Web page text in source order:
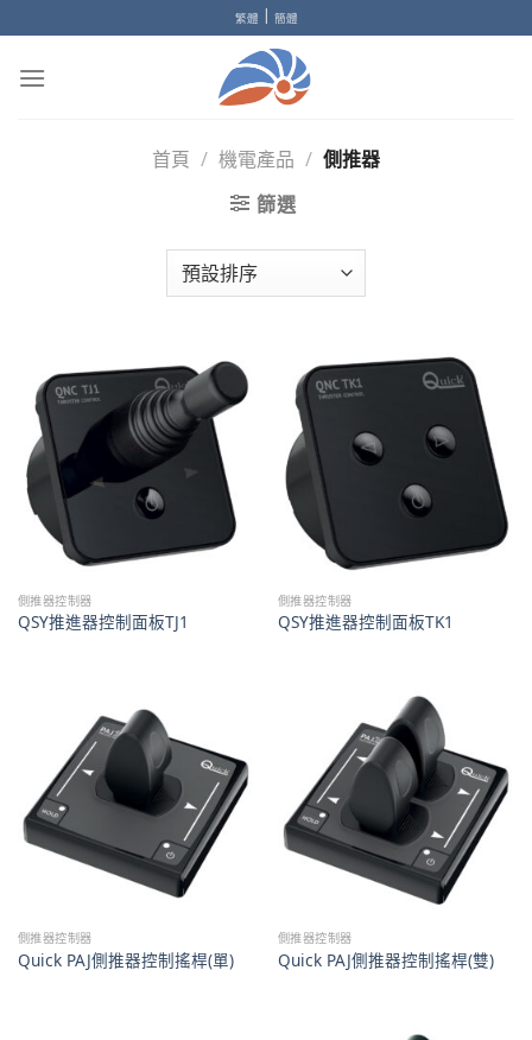
to
content
繁體 | 簡體
首頁 / 機電產品 / 側推器
篩選
側推器控制器
QSY推進器控制面板TJ1
側推器控制器
QSY推進器控制面板TK1
側推器控制器
Quick PAJ側推器控制搖桿(單)
側推器控制器
Quick PAJ側推器控制搖桿(雙)